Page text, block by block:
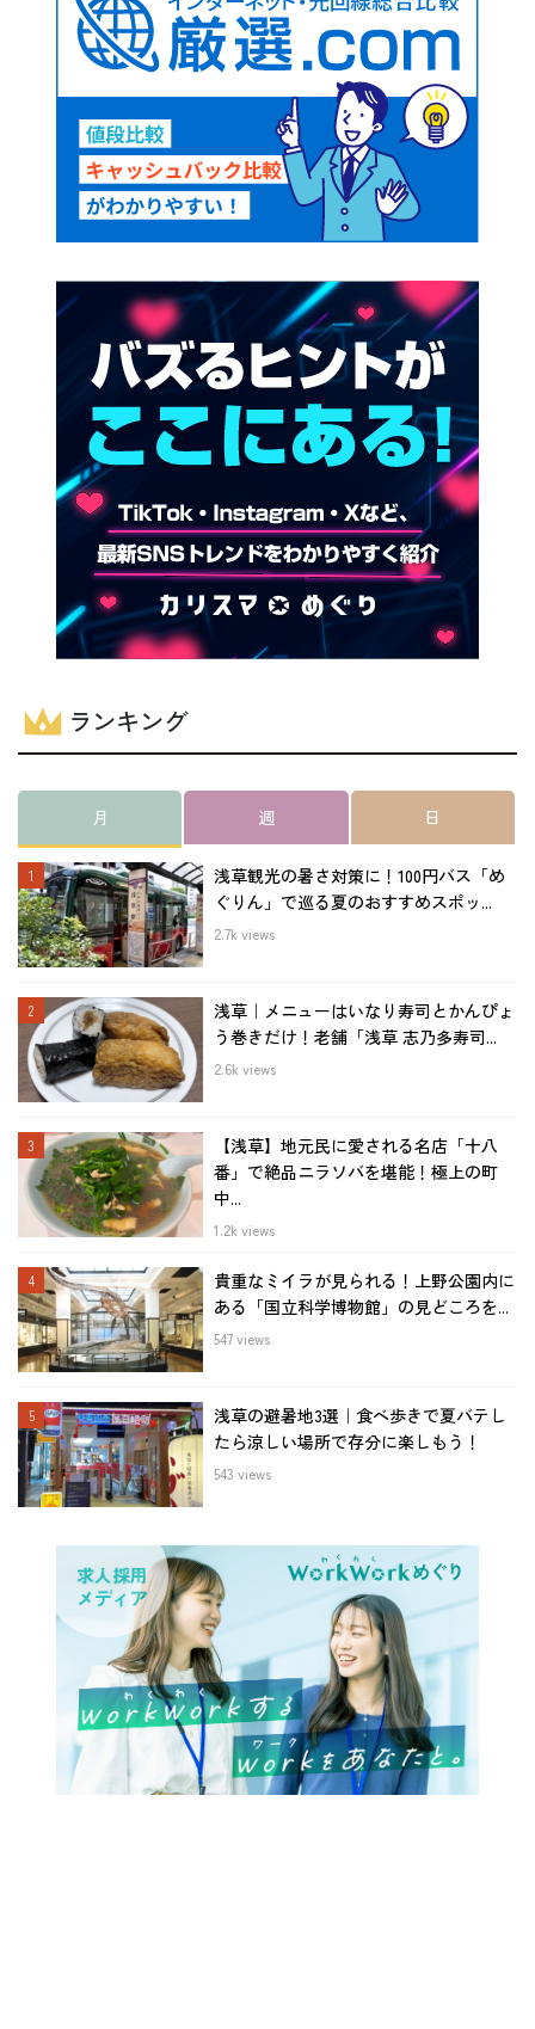
ランキング
月 週 日
浅草観光の暑さ対策に！100円バス「め
ぐりん」で巡る夏のおすすめスポッ...
2.7k views
浅草｜メニューはいなり寿司とかんぴょ
う巻きだけ！老舗「浅草 志乃多寿司...
2.6k views
【浅草】地元民に愛される名店「十八
番」で絶品ニラソバを堪能！極上の町
中...
1.2k views
貴重なミイラが見られる！上野公園内に
ある「国立科学博物館」の見どころを...
547 views
浅草の避暑地3選｜食べ歩きで夏バテし
たら涼しい場所で存分に楽しもう！
543 views